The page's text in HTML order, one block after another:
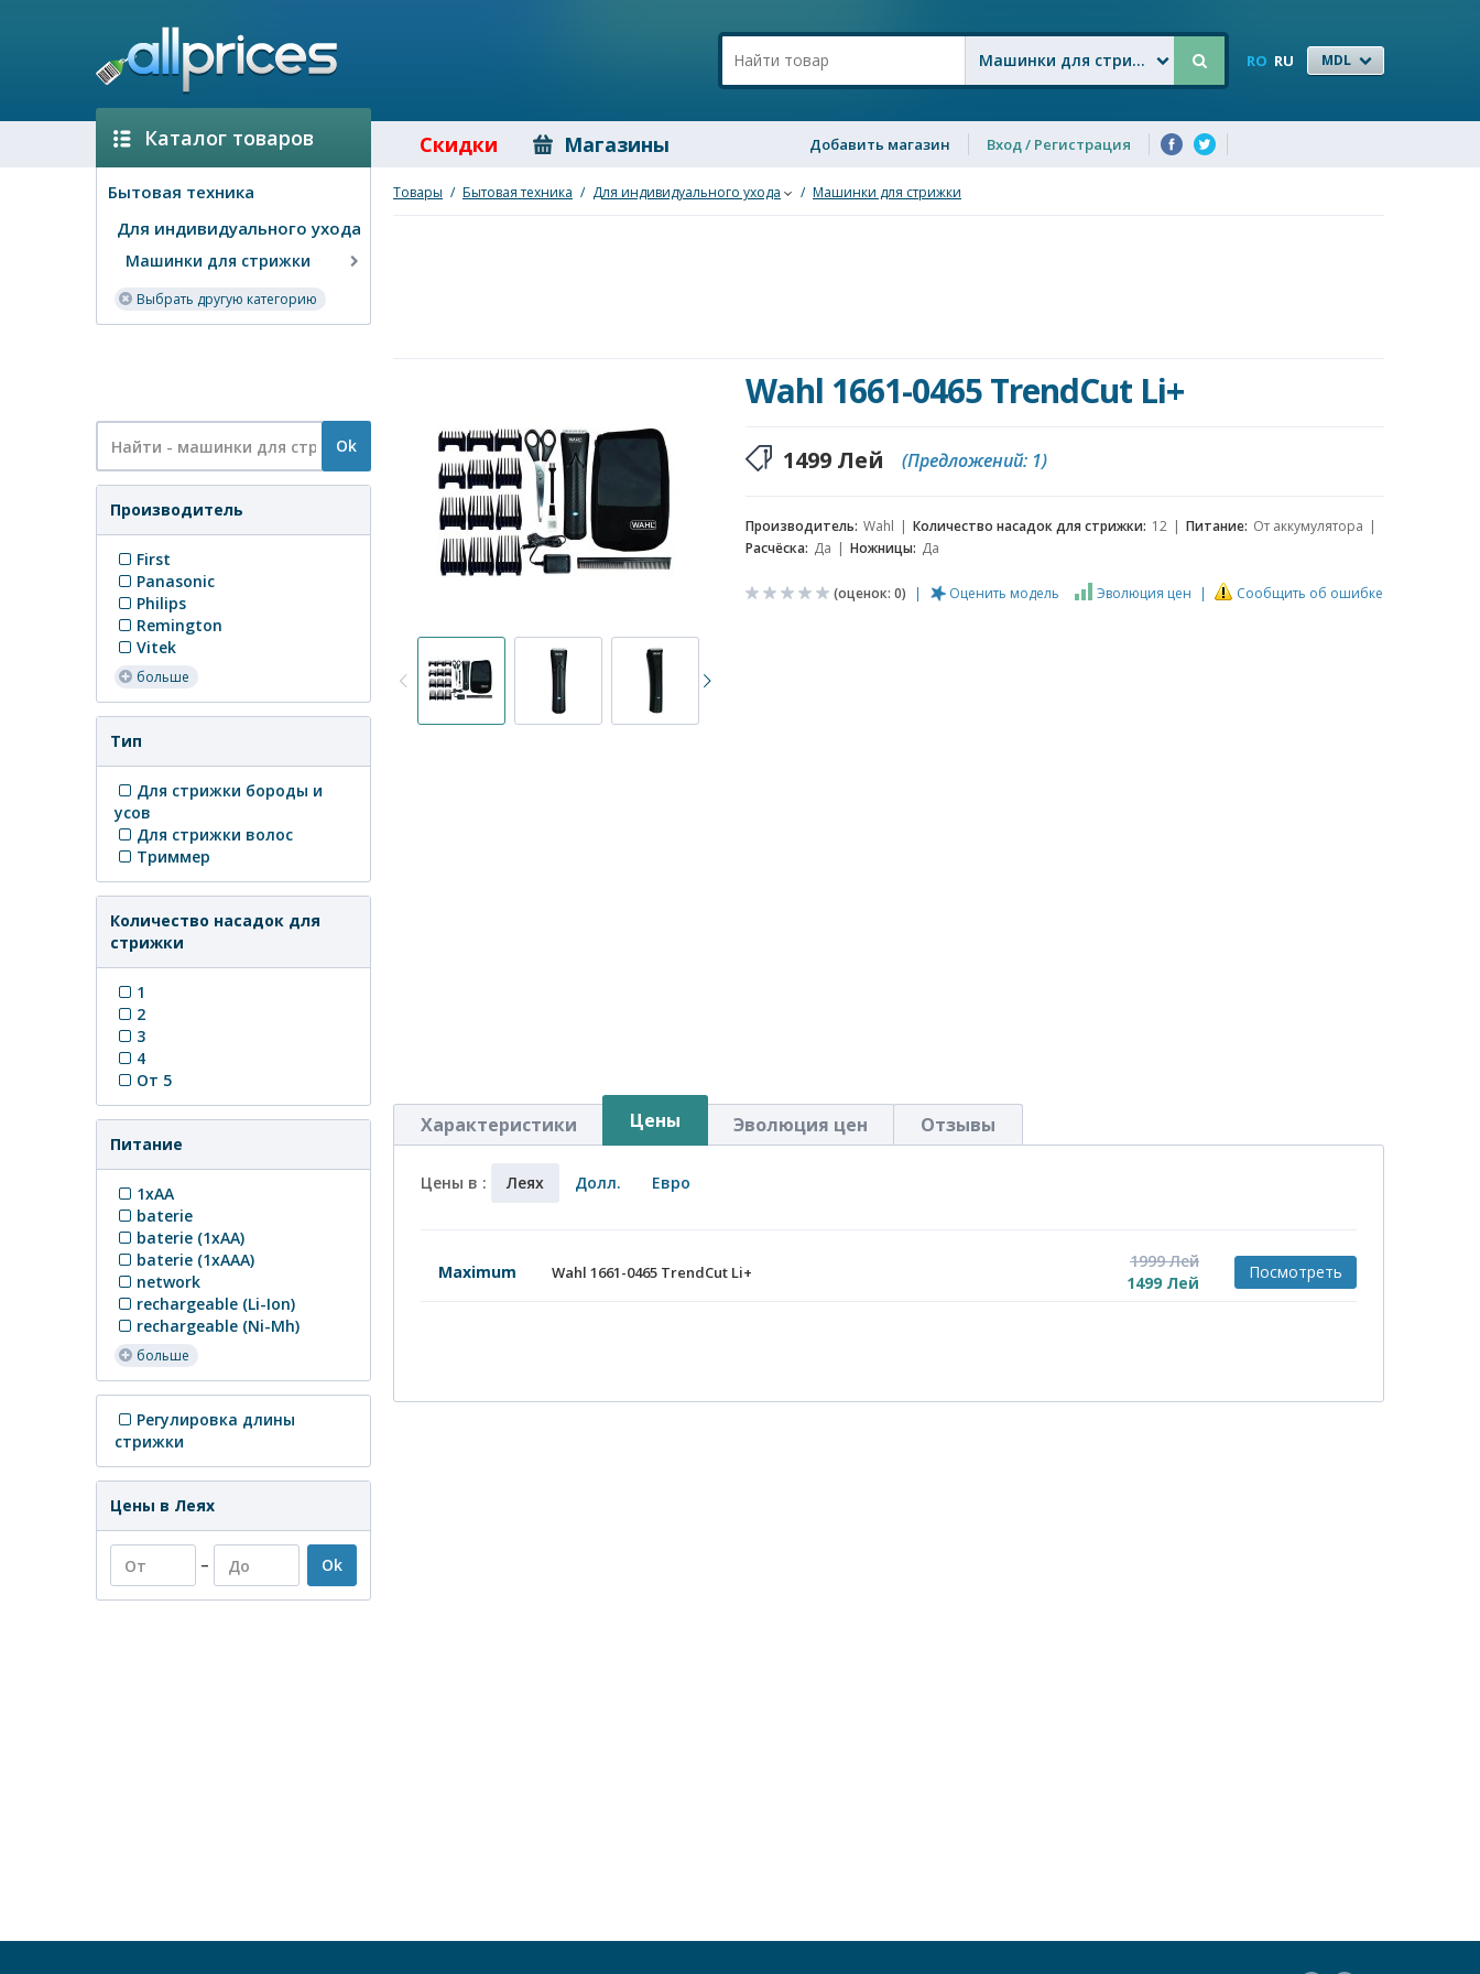
Машинки для стрижки RO RU MDL
Каталог товаров Скидки Магазины Добавить магазин Вход / Регистрация
Бытовая техника
Для индивидуального ухода
Машинки для стрижки
Выбрать другую категорию
Ok
Производитель
First
Panasonic
Philips
Remington
Vitek
больше
Тип
Для стрижки бороды и
усов
Для стрижки волос
Триммер
Количество насадок для
стрижки
1
2
3
4
От 5
Питание
1xAA
baterie
baterie (1xAA)
baterie (1xAAA)
network
rechargeable (Li-Ion)
rechargeable (Ni-Mh)
больше
Регулировка длины
стрижки
Цены в Леях
– Ok
Товары / Бытовая техника / Для индивидуального ухода / Машинки для стрижки
Wahl 1661-0465 TrendCut Li+
1499 Лей (Предложений: 1)
Производитель: Wahl Количество насадок для стрижки: 12 Питание: От аккумулятора
Расчёска: Да Ножницы: Да
(оценок: 0) Оценить модель Эволюция цен Сообщить об ошибке
Характеристики Цены Эволюция цен Отзывы
Цены в : Леях Долл. Евро
Maximum Wahl 1661-0465 TrendCut Li+
1999 Лей
1499 Лей
Посмотреть